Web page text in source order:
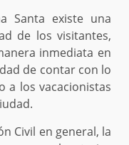
Santa existe una
de los visitantes,
inmediata en
de contar con lo
a los vacacionistas
Civil en general, la